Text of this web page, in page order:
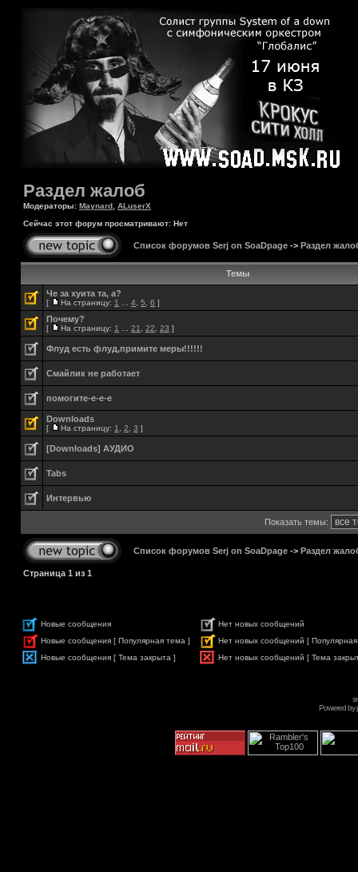
Раздел жалоб
Модераторы: Maynard ALuserX
Сейчас этот форум просматривают: Нет
Список форумов Serj on SoaDpage -> Раздел
Темы
Че за хуита та, а?
[ На страницу: 1 4 5 6 ]
Почему?
[ На страницу: 1 21 22 23 ]
Флуд есть флуд,примите меры!!!!!!
Смайлик не работает
помогите-е-е-е
Downloads
[ На страницу: 1 2 3 ]
[Downloads] АУДИО
Tabs
Интервью
Показать темы:
Список форумов Serj on SoaDpage -> Раздел
Страница 1 из 1
Новые сообщения
Нет новых сообщений
Новые сообщения [ Популярная тема ]
Нет новых сообщений [
Новые сообщения [ Тема закрыта ]
Нет новых сообщений [ Тема
Powered by